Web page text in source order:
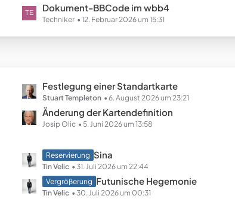
e
e
t
e
t
z
t
i
t
r
ä
e
Dokument-BBCode im wbb4
Techniker 12. Februar 2026 um 15:31
L
e
t
z
e
B
e
i
Festlegung einer Standartkarte
Stuart Templeton 6. August 2026 um 23:21
Änderung der Kartendefinition
Josip Olic 5. Juni 2026 um 13:58
L
e
t
z
Reservierung Sina
Tin Velic
31. Juli 2026 um 22:44
Vergrößerung Futunische Hegemonie
Tin Velic 30. Juli 2026 um 00:31